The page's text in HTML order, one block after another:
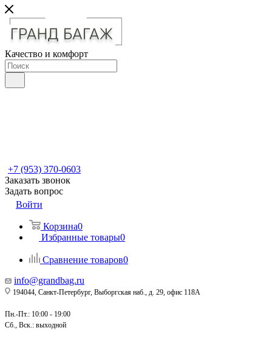
Качество и комфорт
+7 (953) 370-0603
Заказать звонок
Задать вопрос
Войти
Корзина0
Избранные товары0
Сравнение товаров0
info@grandbag.ru
194044, Санкт-Петербург, Выборгская наб., д. 29, офис 118А
Пн.-Пт.: 10:00 - 19:00
Сб., Вск.: выходной